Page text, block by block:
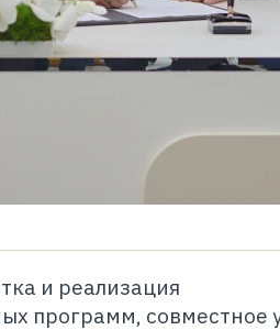
и реализация
программ, совместное